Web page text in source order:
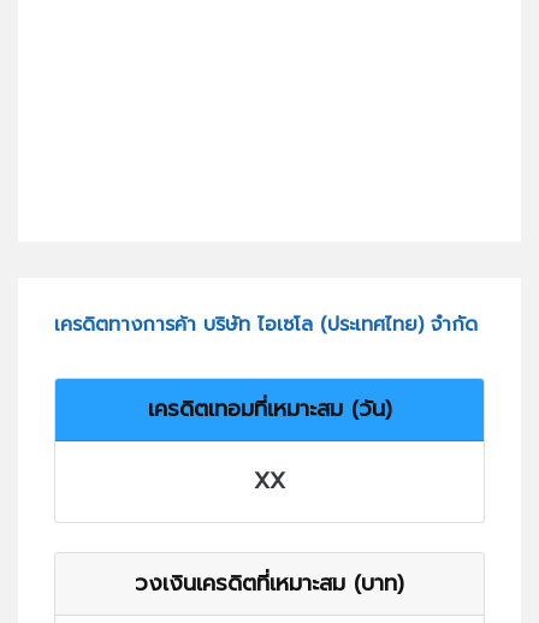
เครดิตทางการค้า บริษัท ไอเซโล (ประเทศไทย) จำกัด
เครดิตเทอมที่เหมาะสม (วัน)
XX
วงเงินเครดิตที่เหมาะสม (บาท)